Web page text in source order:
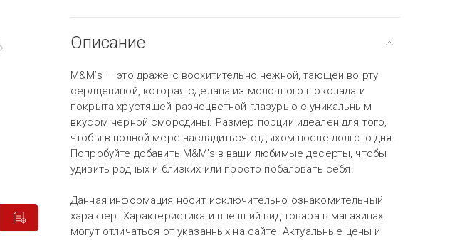
Описание
M&M’s — это драже с восхитительно нежной, тающей во рту
сердцевиной, которая сделана из молочного шоколада и
покрыта хрустящей разноцветной глазурью с уникальным
вкусом черной смородины. Размер порции идеален для того,
чтобы в полной мере насладиться отдыхом после долгого дня.
Попробуйте добавить M&M’s в ваши любимые десерты, чтобы
удивить родных и близких или просто побаловать себя.
Данная информация носит исключительно ознакомительный
характер. Характеристика и внешний вид товара в магазинах
могут отличаться от указанных на сайте. Актуальные цены и